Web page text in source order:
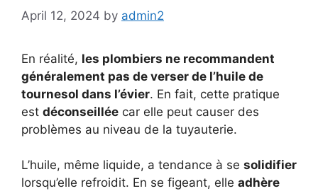
April 12, 2024 by admin2
En réalité, les plombiers ne recommandent
généralement pas de verser de l’huile de
tournesol dans l’évier. En fait, cette pratique
est déconseillée car elle peut causer des
problèmes au niveau de la tuyauterie.
L’huile, même liquide, a tendance à se solidifier
lorsqu’elle refroidit. En se figeant, elle adhère